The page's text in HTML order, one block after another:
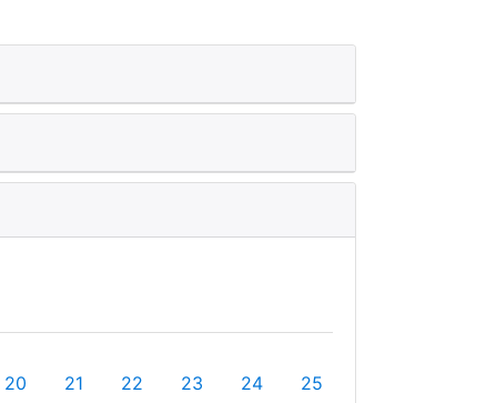
20 21 22 23 24 25